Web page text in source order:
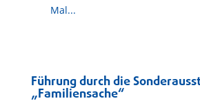
Mal...
Führung durch die
„Familiensache“